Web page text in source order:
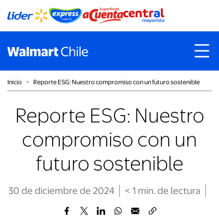
Inicio ˃ Reporte ESG: Nuestro compromiso con un futuro sostenible
Reporte ESG: Nuestro
compromiso con un
futuro sostenible
30 de diciembre de 2024 < 1 min. de lectura